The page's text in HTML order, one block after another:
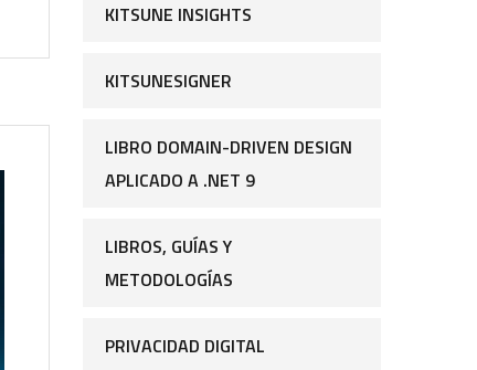
KITSUNE INSIGHTS
KITSUNESIGNER
LIBRO DOMAIN-DRIVEN DESIGN
APLICADO A .NET 9
LIBROS, GUÍAS Y
METODOLOGÍAS
PRIVACIDAD DIGITAL